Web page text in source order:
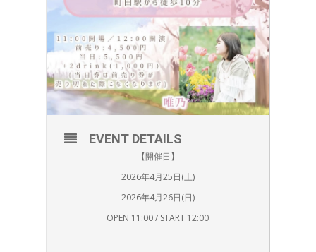
EVENT DETAILS
【開催日】
2026年4月25日(土)
2026年4月26日(日)
OPEN 11:00 / START 12:00